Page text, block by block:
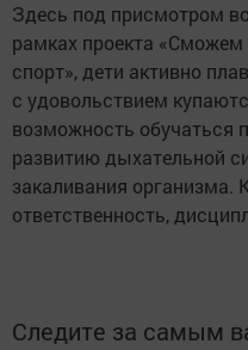
Здесь под присмотром
рамках проекта
спорт», дети активно
с удовольствием
возможность обучаться
развитию дыхательной
закаливания организма.
ответственность,
Следите за самым